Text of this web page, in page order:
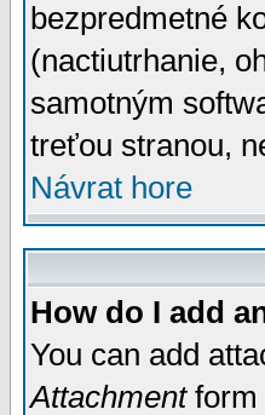
bezpredmetné
(nactiutrhanie,
samotným
treťou stranou,
Návrat hore
How do I add
You can add
Attachmentform